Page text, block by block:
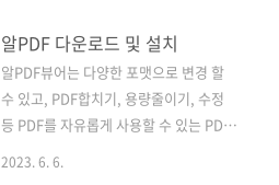
요: 한글과컴퓨터의 공식 웹사이트에
접속합니다.메뉴에서 "고객지원"을 클릭
한 후 "다운로드" 섹션으로 이동합니
다."한컴타자연습"을 검색한 후 다운로드
설치 파일을 실행하여..
알PDF 다운로드 및 설치
알PDF뷰어는 다양한 포맷으로 변경 할
수 있고, PDF합치기, 용량줄이기, 수정
등 PDF를 자유롭게 사용할 수 있는 PDF
2023. 6. 6.